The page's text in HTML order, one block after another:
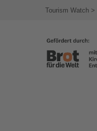
Tourism Watch